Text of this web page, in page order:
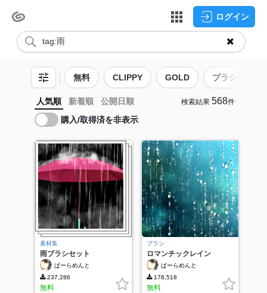
ログイン
無料 CLIPPY GOLD ブラシ
人気順 新着順
公開日順
購入/取得済を非表示
検索結果 568件
素材集
雨ブラシセット
ぱーらめんと
237,286
無料
ブラシ
ロマンチックレイン
ぱーらめんと
178,518
無料